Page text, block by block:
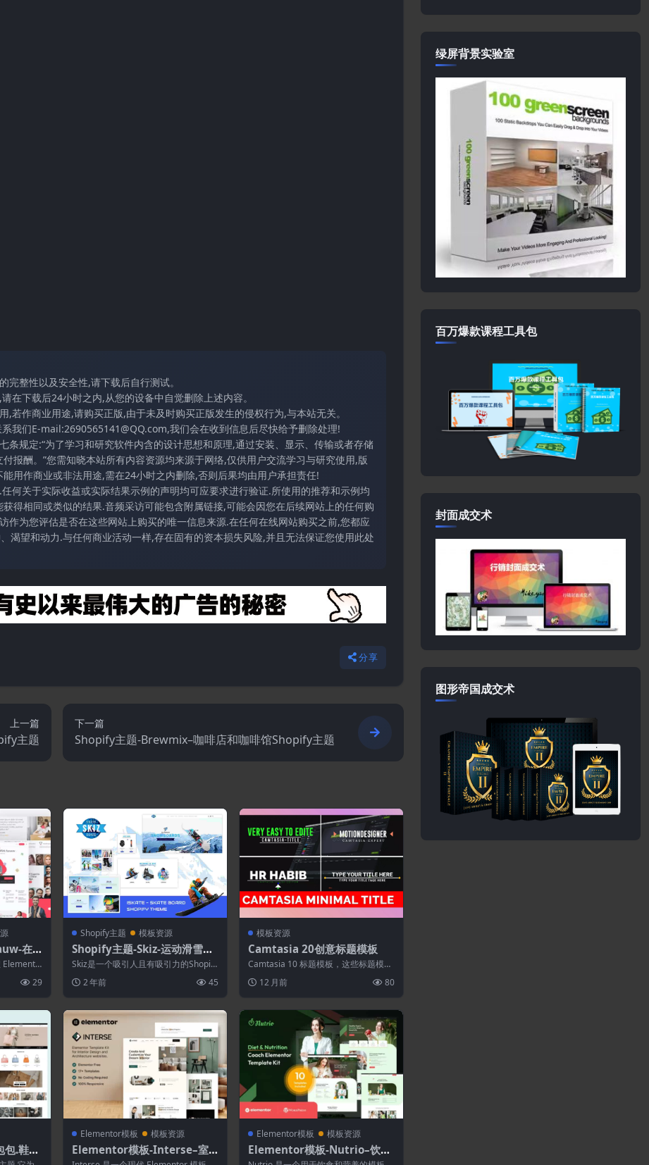
整性以及安全性,请下载后自行测试。
在下载后24小时之内,从您的设备中自觉删除上述内容。
若作商业用途,请购买正版,由于未及时购买正版发生的侵权行为,与本站无关。
我们E-mail:2690565141@QQ.com,我们会在收到信息后尽快给予删除处理!
规定:“为了学习和研究软件内含的设计思想和原理,通过安装、显示、传输或者存储
报酬。”您需知晓本站所有内容资源均来源于网络,仅供用户交流学习与研究使用,版
用作商业或非法用途,需在24小时之内删除,否则后果均由用户承担责任!
何关于实际收益或实际结果示例的声明均可应要求进行验证.所使用的推荐和示例均
得相同或类似的结果.音频采访可能包含附属链接,可能会因您在后续网站上的任何购
作为您评估是否在这些网站上购买的唯一信息来源.在任何在线网站购买之前,您都应
渴望和动力.与任何商业活动一样,存在固有的资本损失风险,并且无法保证您使用此处
分享
上一篇
主题
下一篇
Shopify主题-Brewmix–咖啡店和咖啡馆Shopify主题
在
板套
Elemento
29
Shopify主题 模板资源
Shopify主题-Skiz-运动滑雪板
Shopify主题
Skiz是一个吸引人且有吸引力的Shopify
销...2 年前 45
模板资源
Camtasia 20创意标题模板
Camtasia 10 标题模板，这些标题模板
提...12 月前 80
.鞋履
Elementor模板 模板资源
Elementor模板-Interse–室
Elementor模板 模板资源
Elementor模板-Nutrio–饮食
绿屏背景实验室
百万爆款课程工具包
封面成交术
图形帝国成交术